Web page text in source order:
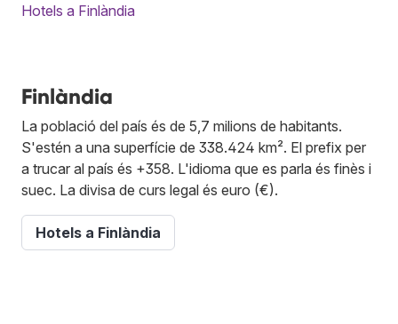
Hotels a Finlàndia
Finlàndia
La població del país és de 5,7 milions de habitants.
S'estén a una superfície de 338.424 km². El prefix per
a trucar al país és +358. L'idioma que es parla és finès i
suec. La divisa de curs legal és euro (€).
Hotels a Finlàndia